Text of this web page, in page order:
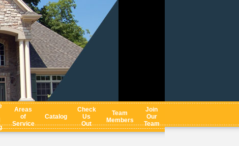
Areas
of
Service
Catalog
Check
Us
Out
Team
Members
Join
Our
Team